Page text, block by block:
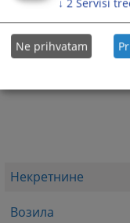
Некретнине
Возила
↓ 2 Servisi
Ne prihvatam